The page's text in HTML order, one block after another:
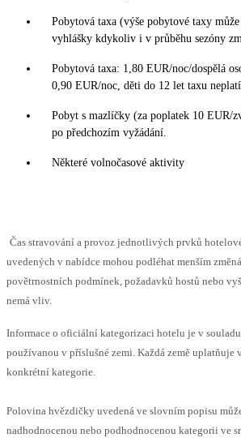
Pobytová taxa (výše pobytové taxy
vyhlášky kdykoliv i v průběhu sezóny
Pobytová taxa: 1,80 EUR/noc/dospělá
0,90 EUR/noc, děti do 12 let taxu neplatí
Pobyt s mazlíčky (za poplatek 10 EUR/
po předchozím vyžádání.
Některé volnočasové aktivity
Čas stravování a provoz jednotlivých prvků
uvedených v nabídce mohou podléhat menším
povětrnostních podmínek, požadavků hostů nebo
nemá vliv.
Informace o oficiální kategorizaci hotelu je v
používanou v příslušné zemi. Každá země
konkrétní kategorie.
Polovina hvězdičky uvedená ve slovním popisu
nadhodnocenou nebo podhodnocenou kategorii ve